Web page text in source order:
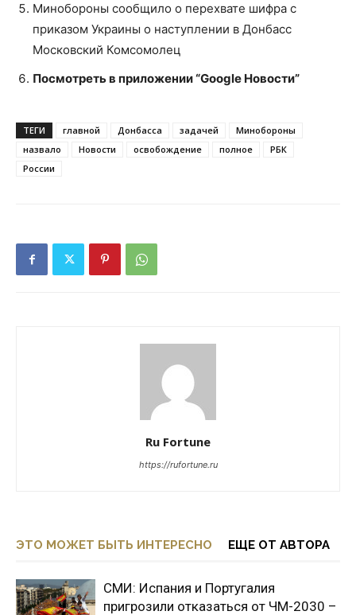
Минобороны сообщило о перехвате шифра с
приказом Украины о наступлении в Донбасс
Московский Комсомолец
Посмотреть в приложении “Google Новости”
ТЕГИ главной Донбасса задачей
Минобороны
назвало
Новости освобождение полное
РБК
России
Ru Fortune
https://rufortune.ru
ЭТО МОЖЕТ БЫТЬ ИНТЕРЕСНО ЕЩЕ ОТ АВТОРА
СМИ: Испания и Португалия
пригрозили отказаться от ЧМ-2030 –